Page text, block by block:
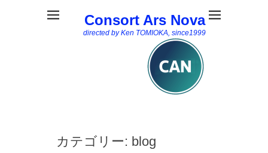
Consort Ars Nova
directed by Ken TOMIOKA, since1999
カテゴリー: blog